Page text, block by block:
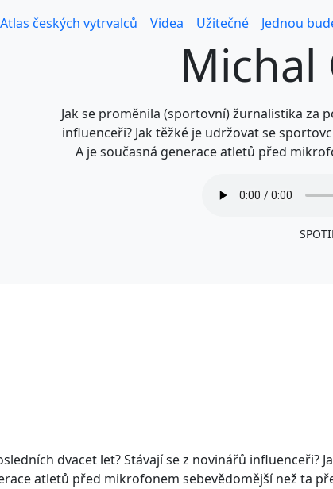
Atlas českých vytrvalců Videa Užitečné Jednou
Michal
Jak se proměnila (sportovní) žurnalistika za
influenceři? Jak těžké je udržovat se
A je současná generace atletů před
dvacet let? Stávají se z novinářů influenceři?
atletů před mikrofonem sebevědomější než ta